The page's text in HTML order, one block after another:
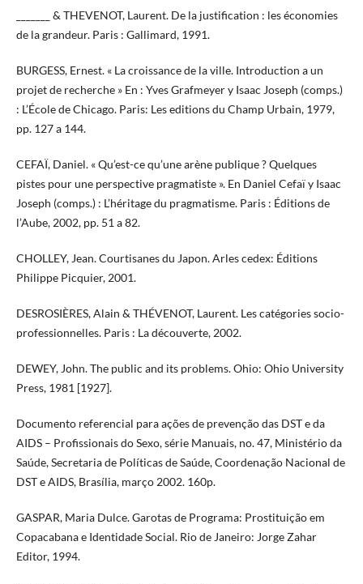
_______ & THEVENOT, Laurent. De la justification : les économies
de la grandeur. Paris : Gallimard, 1991.
BURGESS, Ernest. « La croissance de la ville. Introduction a un
projet de recherche » En : Yves Grafmeyer y Isaac Joseph (comps.)
: L’École de Chicago. Paris: Les editions du Champ Urbain, 1979,
pp. 127 a 144.
CEFAÏ, Daniel. « Qu’est-ce qu’une arène publique ? Quelques
pistes pour une perspective pragmatiste ». En Daniel Cefaï y Isaac
Joseph (comps.) : L’héritage du pragmatisme. Paris : Éditions de
l’Aube, 2002, pp. 51 a 82.
CHOLLEY, Jean. Courtisanes du Japon. Arles cedex: Éditions
Philippe Picquier, 2001.
DESROSIÈRES, Alain & THÉVENOT, Laurent. Les catégories socio-
professionnelles. Paris : La découverte, 2002.
DEWEY, John. The public and its problems. Ohio: Ohio University
Press, 1981 [1927].
Documento referencial para ações de prevenção das DST e da
AIDS – Profissionais do Sexo, série Manuais, no. 47, Ministério da
Saúde, Secretaria de Políticas de Saúde, Coordenação Nacional de
DST e AIDS, Brasília, março 2002. 160p.
GASPAR, Maria Dulce. Garotas de Programa: Prostituição em
Copacabana e Identidade Social. Rio de Janeiro: Jorge Zahar
Editor, 1994.